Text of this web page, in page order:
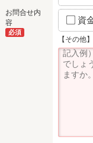
お問合せ内
容
必須
資
【その他】